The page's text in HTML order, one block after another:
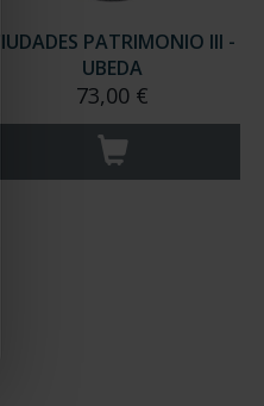
CIUDADES PATRIMONIO III -
UBEDA
73,00 €